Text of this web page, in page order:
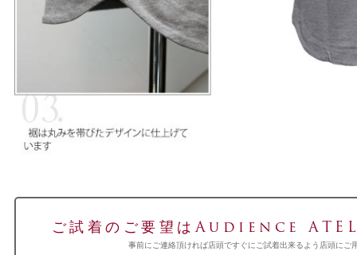
ご試着のご要望はAudience
事前にご連絡頂ければ店頭ですぐにご試着出来るよう店頭にご